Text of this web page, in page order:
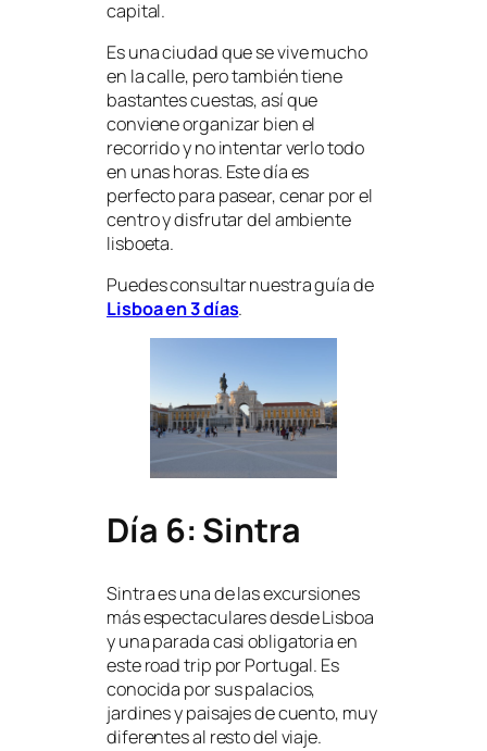
capital.
Es una ciudad que se vive mucho
en la calle, pero también tiene
bastantes cuestas, así que
conviene organizar bien el
recorrido y no intentar verlo todo
en unas horas. Este día es
perfecto para pasear, cenar por el
centro y disfrutar del ambiente
lisboeta.
Puedes consultar nuestra guía de
Lisboa en 3 días.
Día 6: Sintra
Sintra es una de las excursiones
más espectaculares desde Lisboa
y una parada casi obligatoria en
este road trip por Portugal. Es
conocida por sus palacios,
jardines y paisajes de cuento, muy
diferentes al resto del viaje.